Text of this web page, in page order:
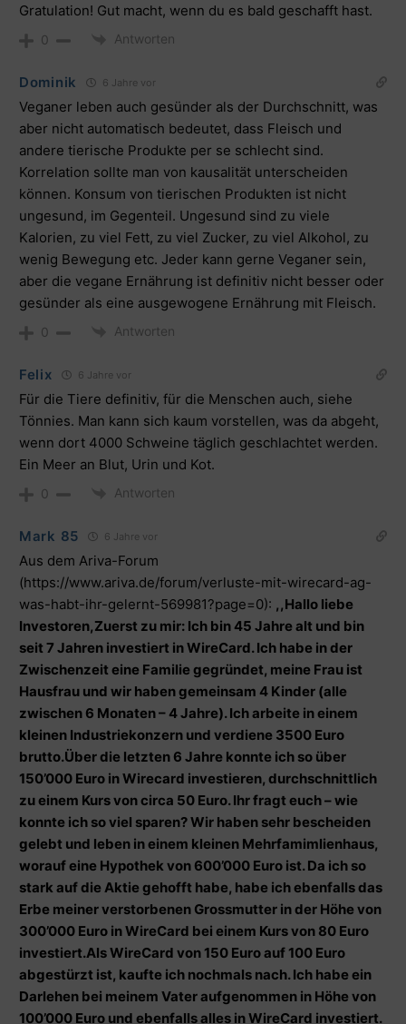
Gratulation! Gut macht, wenn du es bald geschafft hast.
0 Antworten
Dominik 6 Jahre vor
Veganer leben auch gesünder als der Durchschnitt, was
aber nicht automatisch bedeutet, dass Fleisch und
andere tierische Produkte per se schlecht sind.
Korrelation sollte man von kausalität unterscheiden
können. Konsum von tierischen Produkten ist nicht
ungesund, im Gegenteil. Ungesund sind zu viele
Kalorien, zu viel Fett, zu viel Zucker, zu viel Alkohol, zu
wenig Bewegung etc. Jeder kann gerne Veganer sein,
aber die vegane Ernährung ist definitiv nicht besser oder
gesünder als eine ausgewogene Ernährung mit Fleisch.
0 Antworten
Felix 6 Jahre vor
Für die Tiere definitiv, für die Menschen auch, siehe
Tönnies. Man kann sich kaum vorstellen, was da abgeht,
wenn dort 4000 Schweine täglich geschlachtet werden.
Ein Meer an Blut, Urin und Kot.
0 Antworten
Mark 85 6 Jahre vor
Aus dem Ariva-Forum
(https://www.ariva.de/forum/verluste-mit-wirecard-ag-
was-habt-ihr-gelernt-569981?page=0): ,,Hallo liebe
Investoren,Zuerst zu mir: Ich bin 45 Jahre alt und bin
seit 7 Jahren investiert in WireCard. Ich habe in der
Zwischenzeit eine Familie gegründet, meine Frau ist
Hausfrau und wir haben gemeinsam 4 Kinder (alle
zwischen 6 Monaten – 4 Jahre). Ich arbeite in einem
kleinen Industriekonzern und verdiene 3500 Euro
brutto.Über die letzten 6 Jahre konnte ich so über
150’000 Euro in Wirecard investieren, durchschnittlich
zu einem Kurs von circa 50 Euro. Ihr fragt euch – wie
konnte ich so viel sparen? Wir haben sehr bescheiden
gelebt und leben in einem kleinen Mehrfamimlienhaus,
worauf eine Hypothek von 600’000 Euro ist. Da ich so
stark auf die Aktie gehofft habe, habe ich ebenfalls das
Erbe meiner verstorbenen Grossmutter in der Höhe von
300’000 Euro in WireCard bei einem Kurs von 80 Euro
investiert.Als WireCard von 150 Euro auf 100 Euro
abgestürzt ist, kaufte ich nochmals nach. Ich habe ein
Darlehen bei meinem Vater aufgenommen in Höhe von
100’000 Euro und ebenfalls alles in WireCard investiert.